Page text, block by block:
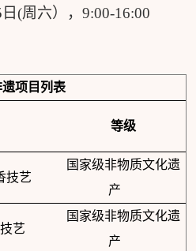
日(周六）， 9:00-16:00
遗项目列表
等级
技艺
国家级非物质文化遗
产
艺
国家级非物质文化遗
产